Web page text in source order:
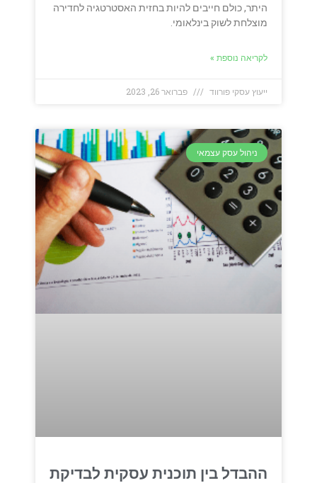
היתר, כולם חייבים להיות בחזית האסטרטגיה לחדירה
מוצלחת לשוק בינלאומי.
לקריאה נוספת »
ייעוץ עסקי פורווד פברואר 26, 2023
ניהול עסק עצמאי
ההבדל בין תוכנית עסקית לבדיקת